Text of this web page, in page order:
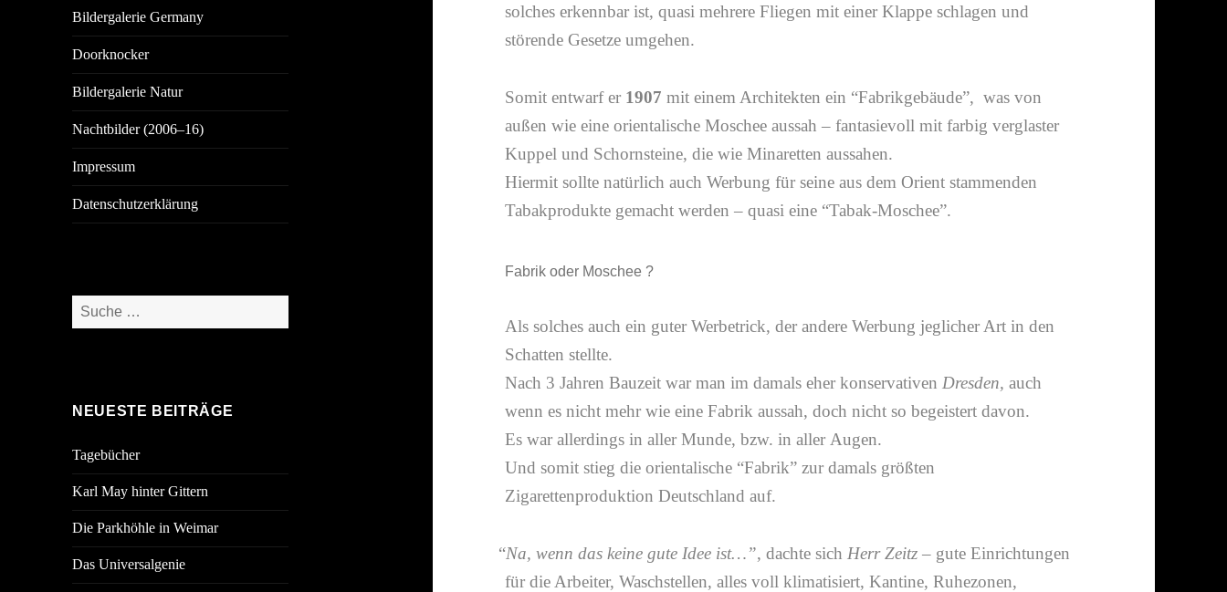
Bildergalerie Germany
Doorknocker
Bildergalerie Natur
Nachtbilder (2006–16)
Impressum
Datenschutzerklärung
Suche
nach:
NEUESTE BEITRÄGE
Tagebücher
Karl May hinter Gittern
Die Parkhöhle in Weimar
Das Universalgenie
solches erkennbar ist, quasi mehrere Fliegen mit einer Klappe schlagen und
störende Gesetze umgehen.
Somit entwarf er 1907mit einem Architekten ein “Fabrikgebäude”, was von
außen wie eine orien­ta­li­sche Moschee aussah – fanta­sie­voll mit farbig verglaster
Kuppel und Schornsteine, die wie Minaretten aussahen.
Hiermit sollte natür­lich auch Werbung für seine aus dem Orient stam­menden
Tabakprodukte gemacht werden – quasi eine “Tabak-​Moschee”.
Fabrik oder Moschee ?
Als solches auch ein guter Werbetrick, der andere Werbung jegli­cher Art in den
Schatten stellte.
Nach 3 Jahren Bauzeit war man im damals eher konser­va­tiven Dresden, auch
wenn es nicht mehr wie eine Fabrik aussah, doch nicht so begeis­tert davon.
Es war aller­dings in aller Munde, bzw. in aller Augen.
Und somit stieg die orien­ta­li­sche “Fabrik” zur damals größten
Zigarettenproduktion Deutschland auf.
“Na, wenn das keine gute Idee ist…”, dachte sich Herr Zeitz– gute Einrichtungen
für die Arbeiter, Waschstellen, alles voll klima­ti­siert, Kantine, Ruhezonen,